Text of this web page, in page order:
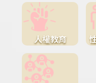
人權教育